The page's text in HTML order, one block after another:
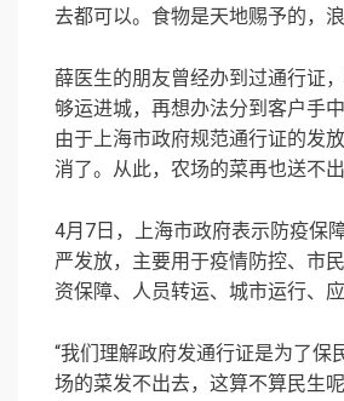
去都可以。食物是天地赐予的，
薛医生的朋友曾经办到过通行证
够运进城，再想办法分到客户手
由于上海市政府规范通行证的发
消了。从此，农场的菜再也送不出
4月7日，上海市政府表示防疫保
严发放，主要用于疫情防控、市
资保障、人员转运、城市运行、
“我们理解政府发通行证是为了保
场的菜发不出去，这算不算民生